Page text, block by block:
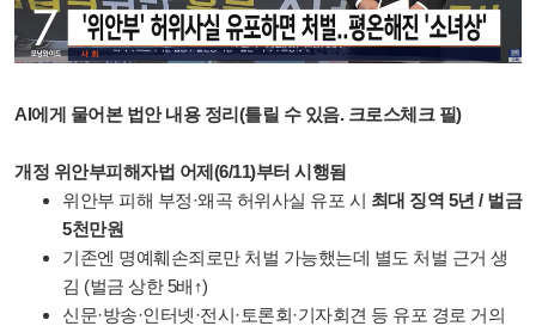
AI에게 물어본 법안 내용 정리(틀릴 수 있음. 크로스체크 필)
개정 위안부피해자법 어제(6/11)부터 시행됨
위안부 피해 부정·왜곡 허위사실 유포 시 최대 징역 5년 / 벌금
5천만원
기존엔 명예훼손죄로만 처벌 가능했는데 별도 처벌 근거 생
김 (벌금 상한 5배↑)
신문·방송·인터넷·전시·토론회·기자회견 등 유포 경로 거의